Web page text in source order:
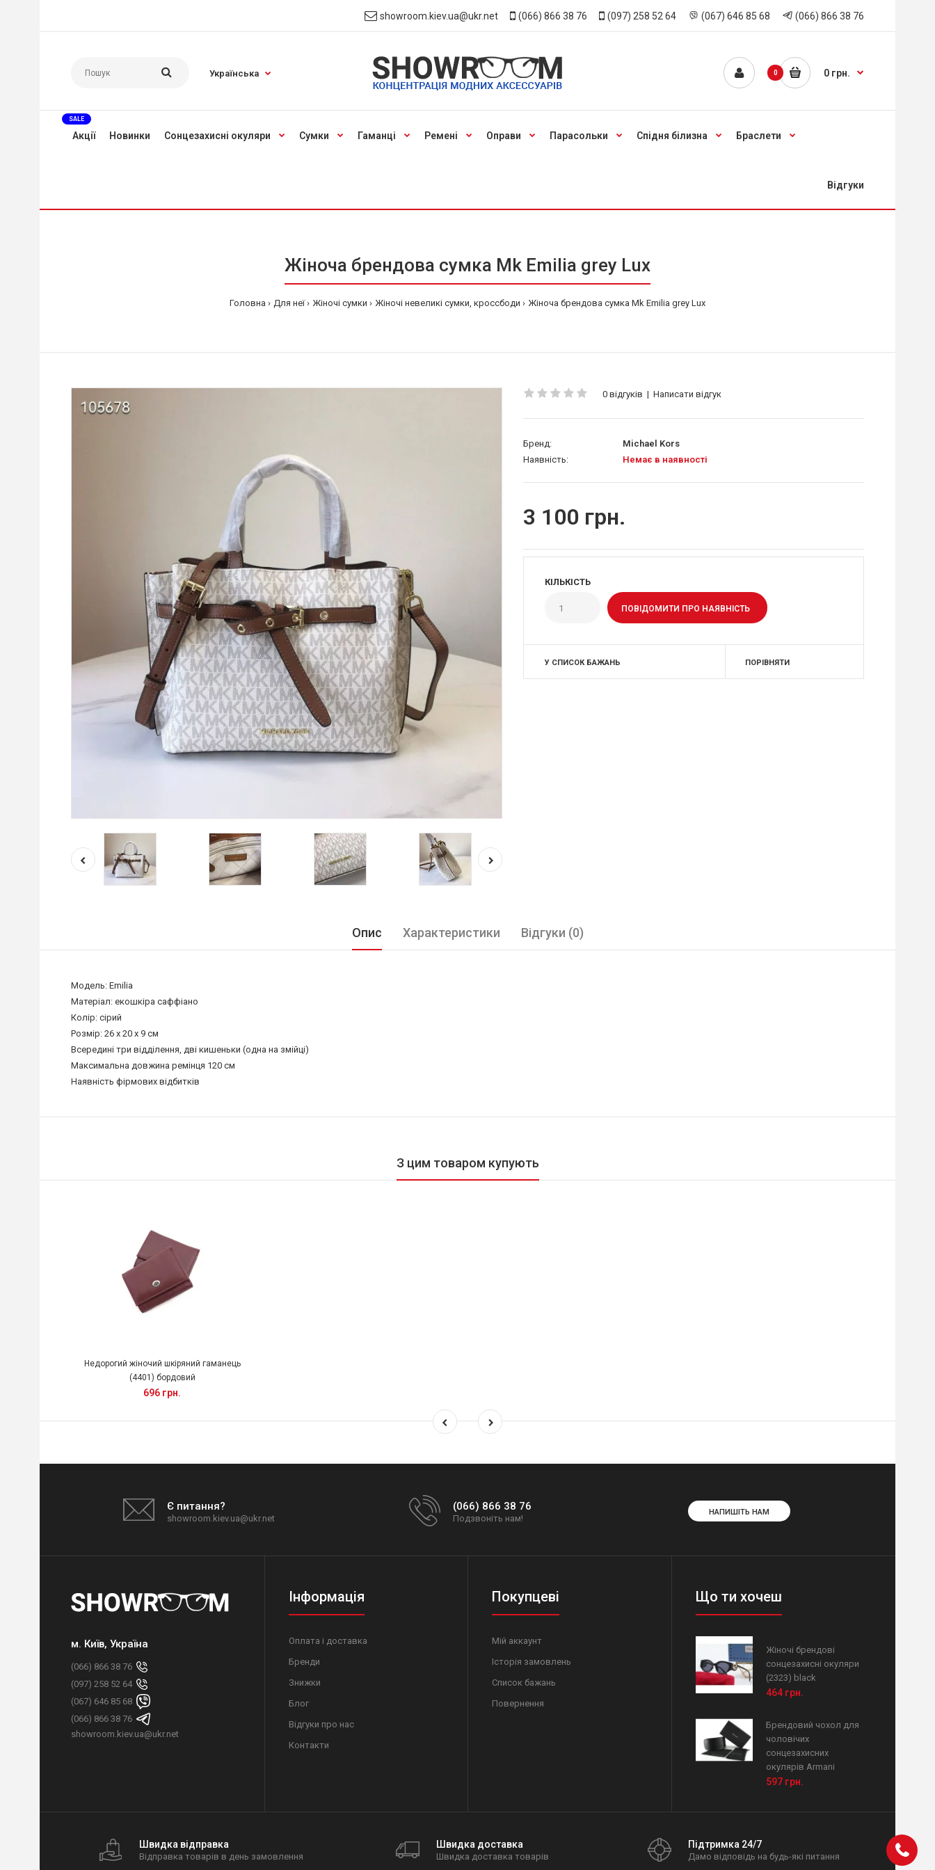
showroom.kiev.ua@ukr.net (066) 866 38 76 (097) 258 52 64 (067) 646 85 68 (066) 866 38 76
Українська 0 0 грн.
Акції
SALE
Новинки Сонцезахисні окуляри Сумки Гаманці Ремені Оправи Парасольки Спідня білизна Браслети
Відгуки
Жіноча брендова сумка Mk Emilia grey Lux
Головна Для неї Жіночі сумки Жіночі невеликі сумки, кроссбоди Жіноча брендова сумка Mk Emilia grey Lux
0 відгуків | Написати відгук
Бренд:
Michael Kors
Наявність:
Немає в наявності
3 100 грн.
КІЛЬКІСТЬ
ПОВІДОМИТИ ПРО НАЯВНІСТЬ
У СПИСОК БАЖАНЬ ПОРІВНЯТИ
Опис Характеристики Відгуки (0)
Модель: Emilia
Матеріал: екошкіра саффіано
Колір: сірий
Розмір: 26 х 20 х 9 см
Всередині три відділення, дві кишеньки (одна на змійці)
Максимальна довжина ремінця 120 см
Наявність фірмових відбитків
З цим товаром купують
Недорогий жіночий шкіряний гаманець
(4401) бордовий
696 грн.
Є питання?
showroom.kiev.ua@ukr.net
(066) 866 38 76
Подзвоніть нам!
НАПИШІТЬ НАМ
м. Київ, Україна
(066) 866 38 76
(097) 258 52 64
(067) 646 85 68
(066) 866 38 76
showroom.kiev.ua@ukr.net
Інформація
Оплата і доставка
Бренди
Знижки
Блог
Відгуки про нас
Контакти
Покупцеві
Мій аккаунт
Історія замовлень
Список бажань
Повернення
Що ти хочеш
Жіночі брендові
сонцезахисні окуляри
(2323) black
464 грн.
Брендовий чохол для
чоловічих
сонцезахисних
окулярів Armani
597 грн.
Швидка відправка
Відправка товарів в день замовлення
Швидка доставка
Швидка доставка товарів
Підтримка 24/7
Дамо відповідь на будь-які питання